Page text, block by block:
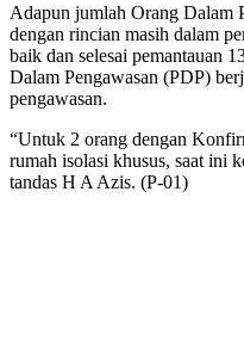
Adapun jumlah Orang Dalam
dengan rincian masih dalam
baik dan selesai pemantauan
Dalam Pengawasan (PDP)
pengawasan.
“Untuk 2 orang dengan
rumah isolasi khusus, saat ini
tandas H A Azis. (P-01)